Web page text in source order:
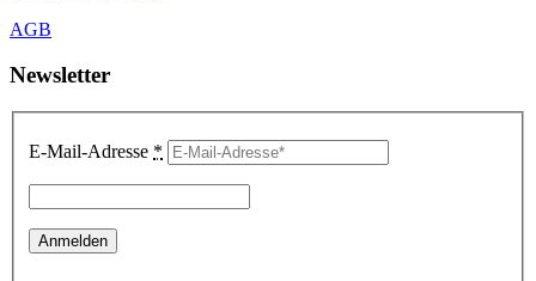
AGB
Newsletter
E-Mail-Adresse *